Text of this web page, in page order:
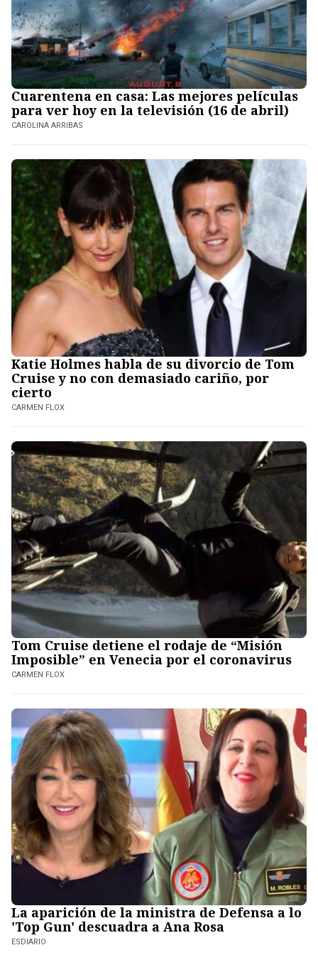
Cuarentena en casa: Las mejores películas
para ver hoy en la televisión (16 de abril)
CAROLINA ARRIBAS
Katie Holmes habla de su divorcio de Tom
Cruise y no con demasiado cariño, por
cierto
CARMEN FLOX
Tom Cruise detiene el rodaje de “Misión
Imposible” en Venecia por el coronavirus
CARMEN FLOX
La aparición de la ministra de Defensa a lo
'Top Gun' descuadra a Ana Rosa
ESDIARIO